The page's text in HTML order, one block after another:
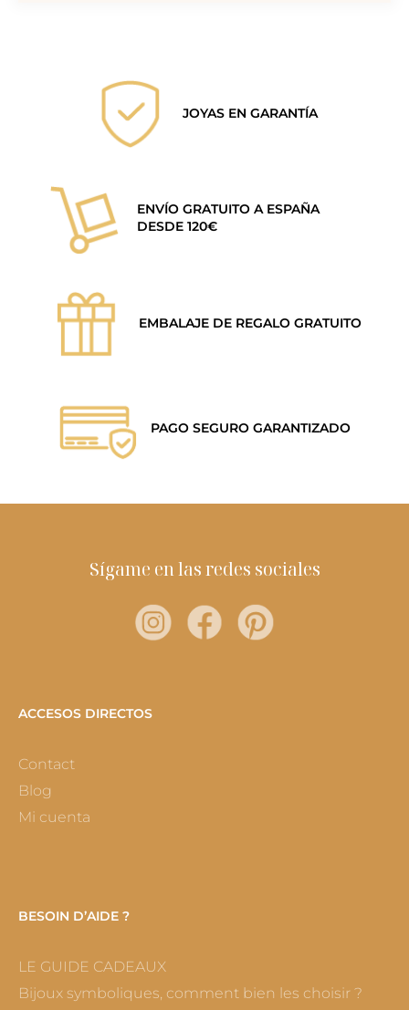
JOYAS EN GARANTÍA
ENVÍO GRATUITO A ESPAÑA
DESDE 120€
EMBALAJE DE REGALO GRATUITO
PAGO SEGURO GARANTIZADO
Sígame en las redes sociales
ACCESOS DIRECTOS
Contact
Blog
Mi cuenta
BESOIN D’AIDE ?
LE GUIDE CADEAUX
Bijoux symboliques, comment bien les choisir ?